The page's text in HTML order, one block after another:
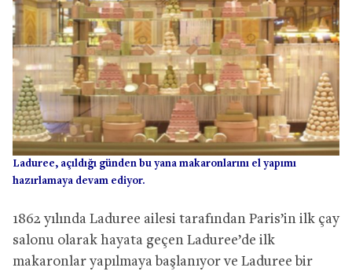
Laduree, açıldığı günden bu yana makaronlarını el yapımı
hazırlamaya devam ediyor.
1862 yılında Laduree ailesi tarafından Paris’in ilk çay
salonu olarak hayata geçen Laduree’de ilk
makaronlar yapılmaya başlanıyor ve Laduree bir